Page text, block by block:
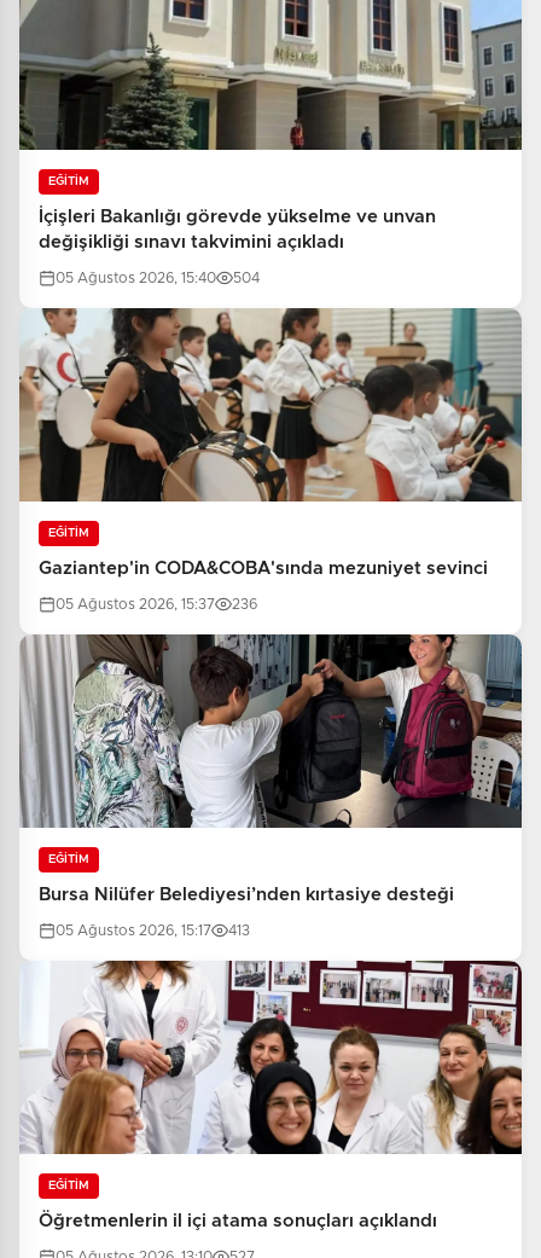
EĞİTİM
İçişleri Bakanlığı görevde yükselme ve unvan
değişikliği sınavı takvimini açıkladı
05 Ağustos 2026, 15:40 504
EĞİTİM
Gaziantep'in CODA&COBA'sında mezuniyet sevinci
05 Ağustos 2026, 15:37 236
EĞİTİM
Bursa Nilüfer Belediyesi’nden kırtasiye desteği
05 Ağustos 2026, 15:17 413
EĞİTİM
Öğretmenlerin il içi atama sonuçları açıklandı